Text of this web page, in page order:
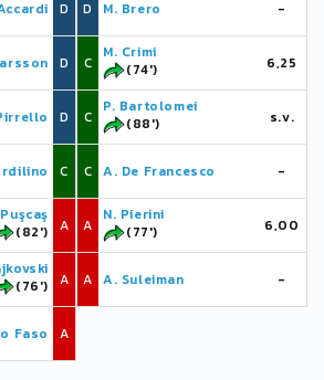
D
D
D
C
(82')
A
(76')
A
Faso A
D M. Brero -
C
M. Crimi
(74')
6,25
C
P. Bartolomei
(88')
s.v.
C A. De Francesco -
A
N. Pierini
(77')
6,00
A A. Suleiman -